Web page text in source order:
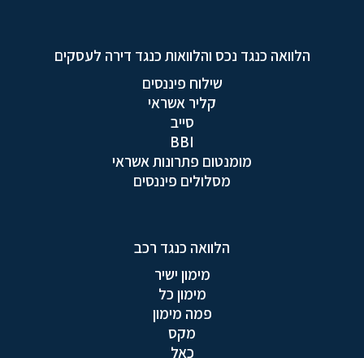
הלוואה כנגד נכס והלוואות כנגד דירה לעסקים
שילוח פיננסים
קליר אשראי
סייב
BBI
מומנטום פתרונות אשראי
מסלולים פיננסים
הלוואה כנגד רכב
מימון ישיר
מימון כל
פמה מימון
מקס
כאל